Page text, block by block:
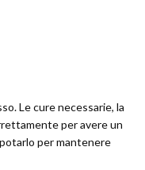
Le cure necessarie, la
per avere un
per mantenere